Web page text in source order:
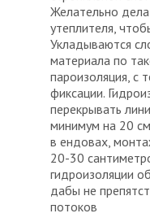
Желательно
утеплителя,
Укладываются
материала по
пароизоляция, с
фиксации.
перекрывать
минимум на 20
в ендовах,
20-30
гидроизоляции
дабы не
потоков